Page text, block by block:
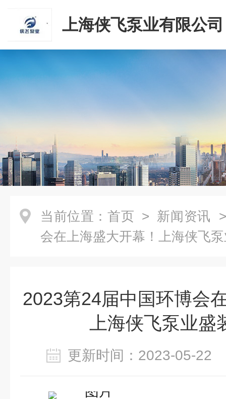
上海侠飞泵业有限公司
当前位置： 首页 > 新闻资讯
会在上海盛大开幕！上海侠飞
2023第24届中国环博会
上海侠飞泵业盛
更新时间：2023-05-